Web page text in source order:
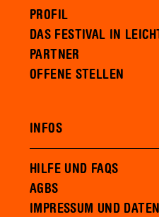
PROFIL
DAS FESTIVAL IN
PARTNER
OFFENE STELLEN
INFOS
HILFE UND FAQS
AGBS
IMPRESSUM UND